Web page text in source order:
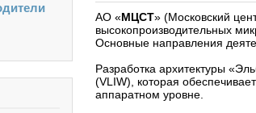
АО «МЦСТ» (Московский
высокопроизводительных
Основные направления
Разработка архитектуры
(VLIW), которая
аппаратном уровне.